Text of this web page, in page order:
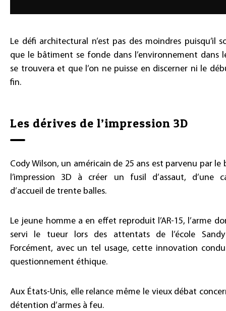
Le défi architectural n’est pas des moindres puisqu’il
que le bâtiment se fonde dans l’environnement dans
se trouvera et que l’on ne puisse en discerner ni le
fin.
Les dérives de l’impression 3D
Cody Wilson, un américain de 25 ans est parvenu par le
l’impression 3D à créer un fusil d’assaut, d’une
d’accueil de trente balles.
Le jeune homme a en effet reproduit l’AR-15, l’arme
servi le tueur lors des attentats de l’école Sandy
Forcément, avec un tel usage, cette innovation
questionnement éthique.
Aux États-Unis, elle relance même le vieux débat
détention d’armes à feu.